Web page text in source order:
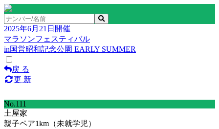
2025年6月21日開催
マラソンフェスティバル
in国営昭和記念公園 EARLY SUMMER
戻 る
更 新
No.111
土屋家
親子ペア1km（未就学児）